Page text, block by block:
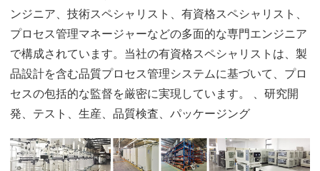
ンジニア、技術スペシャリスト、有資格スペシャリスト、
プロセス管理マネージャーなどの多面的な専門エンジニア
で構成されています。当社の有資格スペシャリストは、製
品設計を含む品質プロセス管理システムに基づいて、プロ
セスの包括的な監督を厳密に実現しています。 、研究開
発、テスト、生産、品質検査、パッケージング